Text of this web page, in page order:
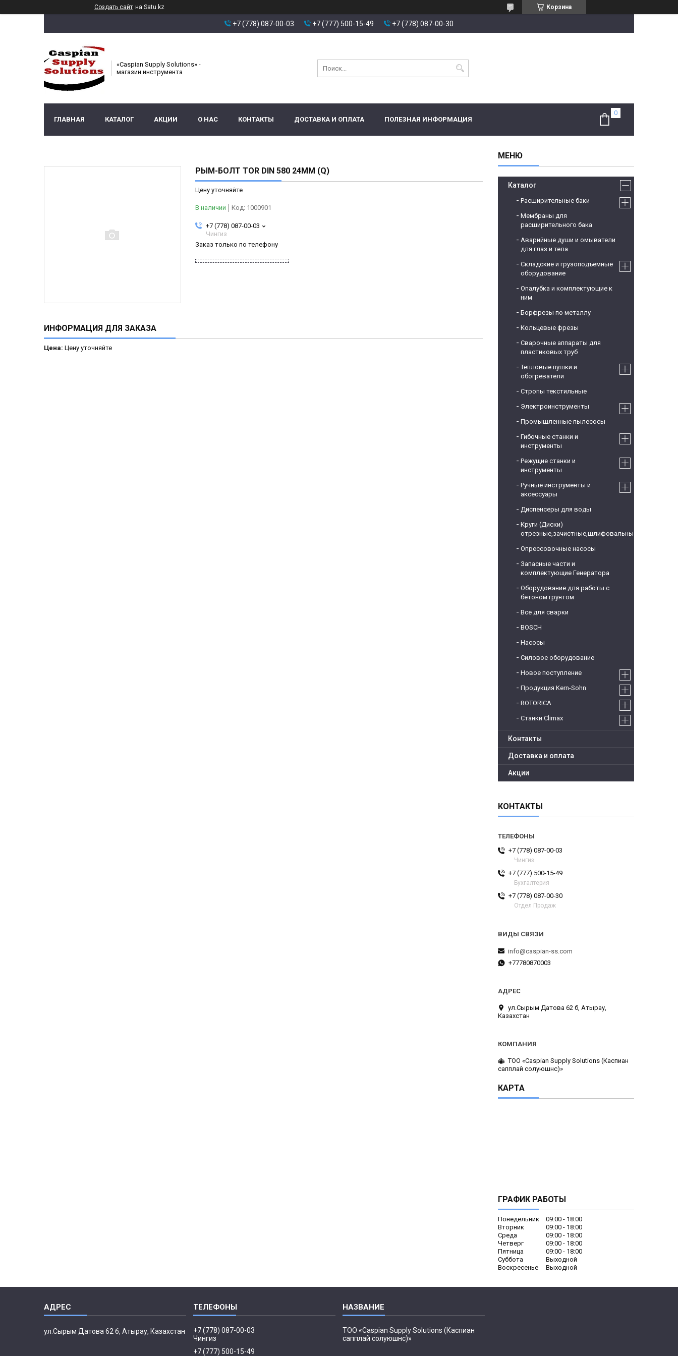
Создать сайт на Satu.kz Корзина
+7 (778) 087-00-03 +7 (777) 500-15-49 +7 (778) 087-00-30
«Caspian Supply Solutions» -
магазин инструмента
ГЛАВНАЯ КАТАЛОГ АКЦИИ О НАС КОНТАКТЫ ДОСТАВКА И ОПЛАТА ПОЛЕЗНАЯ ИНФОРМАЦИЯ
РЫМ-БОЛТ TOR DIN 580 24ММ (Q)
Цену уточняйте
В наличии Код: 1000901
+7 (778) 087-00-03
Чингиз
Заказ только по телефону
ИНФОРМАЦИЯ ДЛЯ ЗАКАЗА
Цена: Цену уточняйте
Каталог
Расширительные баки
Мембраны для
расширительного бака
Аварийные души и омыватели
для глаз и тела
Складские и грузоподъемные
оборудование
Опалубка и комплектующие к
ним
Борфрезы по металлу
Кольцевые фрезы
Сварочные аппараты для
пластиковых труб
Тепловые пушки и
обогреватели
Стропы текстильные
Электроинструменты
Промышленные пылесосы
Гибочные станки и
инструменты
Режущие станки и
инструменты
Ручные инструменты и
аксессуары
Диспенсеры для воды
Круги (Диски)
отрезные,зачистные,шлифовальные
Опрессовочные насосы
Запасные части и
комплектующие Генератора
Оборудование для работы с
бетоном грунтом
Все для сварки
BOSCH
Насосы
Силовое оборудование
Новое поступление
Продукция Kern-Sohn
ROTORICA
Станки Climax
Контакты
Доставка и оплата
Акции
КОНТАКТЫ
+7 (778) 087-00-03
Чингиз
+7 (777) 500-15-49
Бухгалтерия
+7 (778) 087-00-30
Отдел Продаж
info@caspian-ss.com
+77780870003
ул.Сырым Датова 62 б, Атырау,
Казахстан
ТОО «Caspian Supply Solutions (Каспиан
сапплай солуюшнс)»
КАРТА
ГРАФИК РАБОТЫ
Понедельник 09:00
18:00
Вторник
09:00
18:00
Среда
09:00
18:00
Четверг
09:00
18:00
Пятница
09:00
18:00
Суббота
Выходной
Воскресенье
Выходной
ул.Сырым Датова 62 б, Атырау, Казахстан
+7 (778) 087-00-03
Чингиз
+7 (777) 500-15-49
ТОО «Caspian Supply Solutions (Каспиан
сапплай солуюшнс)»